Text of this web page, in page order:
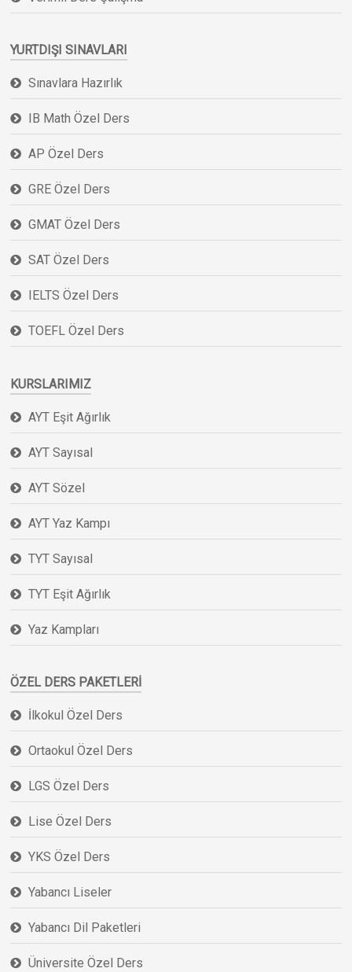
YURTDIŞI SINAVLARI
Sınavlara Hazırlık
IB Math Özel Ders
AP Özel Ders
GRE Özel Ders
GMAT Özel Ders
SAT Özel Ders
IELTS Özel Ders
TOEFL Özel Ders
KURSLARIMIZ
AYT Eşit Ağırlık
AYT Sayısal
AYT Sözel
AYT Yaz Kampı
TYT Sayısal
TYT Eşit Ağırlık
Yaz Kampları
ÖZEL DERS PAKETLERI
İlkokul Özel Ders
Ortaokul Özel Ders
LGS Özel Ders
Lise Özel Ders
YKS Özel Ders
Yabancı Liseler
Yabancı Dil Paketleri
Üniversite Özel Ders